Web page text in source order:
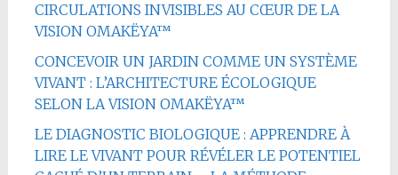
CIRCULATIONS INVISIBLES AU CŒUR DE LA
VISION OMAKËYA™
CONCEVOIR UN JARDIN COMME UN SYSTÈME
VIVANT : L’ARCHITECTURE ÉCOLOGIQUE
SELON LA VISION OMAKËYA™
LE DIAGNOSTIC BIOLOGIQUE : APPRENDRE À
LIRE LE VIVANT POUR RÉVÉLER LE POTENTIEL